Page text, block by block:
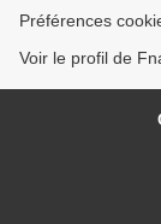
Préférences
Voir le profil de